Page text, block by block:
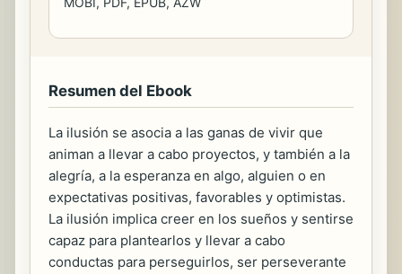
Resumen del Ebook
La ilusión se asocia a las ganas de vivir que
animan a llevar a cabo proyectos, y también a la
alegría, a la esperanza en algo, alguien o en
expectativas positivas, favorables y optimistas.
La ilusión implica creer en los sueños y sentirse
capaz para plantearlos y llevar a cabo
conductas para perseguirlos, ser perseverante